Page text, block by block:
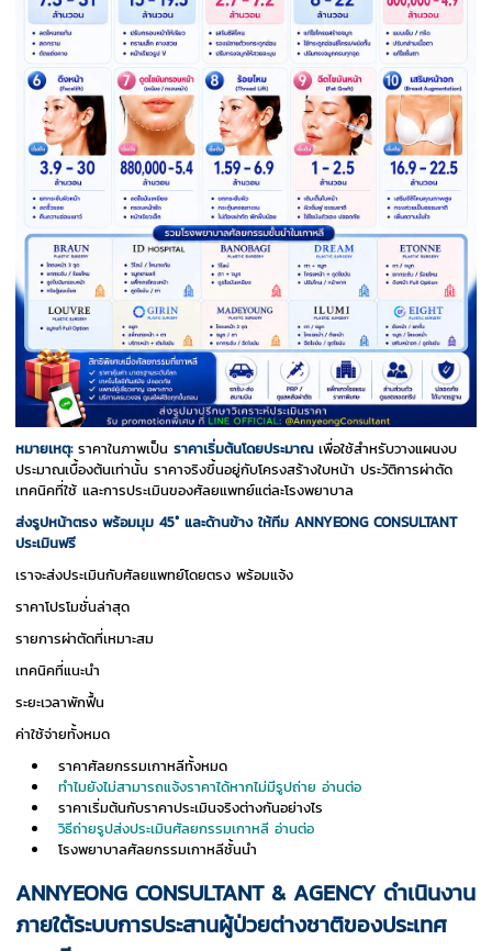
หมายเหตุ:ราคาในภาพเป็นราคาเริ่มต้นโดยประมาณเพื่อใช้สำหรับวางแผนงบ
ประมาณเบื้องต้นเท่านั้น ราคาจริงขึ้นอยู่กับโครงสร้างใบหน้า ประวัติการผ่าตัด
เทคนิคที่ใช้ และการประเมินของศัลยแพทย์แต่ละโรงพยาบาล
ส่งรูปหน้าตรง พร้อมมุม 45° และด้านข้าง ให้ทีม ANNYEONG CONSULTANT
ประเมินฟรี
เราจะส่งประเมินกับศัลยแพทย์โดยตรง พร้อมแจ้ง
ราคาโปรโมชั่นล่าสุด
รายการผ่าตัดที่เหมาะสม
เทคนิคที่แนะนำ
ระยะเวลาพักฟื้น
ค่าใช้จ่ายทั้งหมด
ราคาศัลยกรรมเกาหลีทั้งหมด
ทำไมยังไม่สามารถแจ้งราคาได้หากไม่มีรูปถ่าย อ่านต่อ
ราคาเริ่มต้นกับราคาประเมินจริงต่างกันอย่างไร
วิธีถ่ายรูปส่งประเมินศัลยกรรมเกาหลี อ่านต่อ
โรงพยาบาลศัลยกรรมเกาหลีชั้นนำ
ANNYEONG CONSULTANT & AGENCY ดำเนินงาน
ภายใต้ระบบการประสานผู้ป่วยต่างชาติของประเทศ